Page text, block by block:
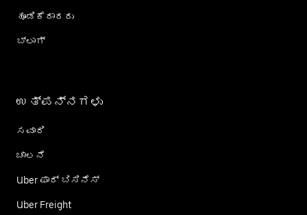
ಹೂಡಿಕೆದಾರರು
ಬ್ಲಾಗ್
ಉತ್ಪನ್ನಗಳು
ಸವಾರಿ
ಚಾಲನೆ
Uber ಫಾರ್ ಬಿಸಿನೆಸ್
Uber Freight